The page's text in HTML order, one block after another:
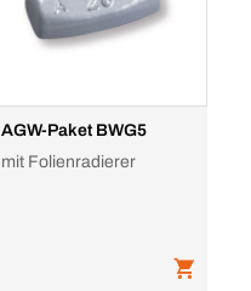
AGW-Paket BWG5
mit Folienradierer